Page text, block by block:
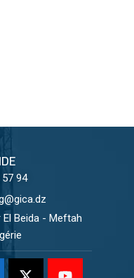
94
El Beida - Meftah